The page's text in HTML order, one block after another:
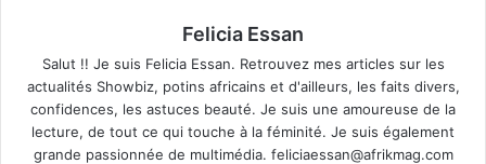
Felicia Essan
Salut !! Je suis Felicia Essan. Retrouvez mes articles sur les
actualités Showbiz, potins africains et d'ailleurs, les faits divers,
confidences, les astuces beauté. Je suis une amoureuse de la
lecture, de tout ce qui touche à la féminité. Je suis également
grande passionnée de multimédia. feliciaessan@afrikmag.com